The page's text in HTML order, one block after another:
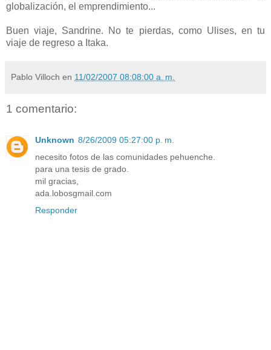
globalización, el emprendimiento...
Buen viaje, Sandrine. No te pierdas, como Ulises, en tu
viaje de regreso a Itaka.
Pablo Villoch en 11/02/2007 08:08:00 a. m.
1 comentario:
Unknown 8/26/2009 05:27:00 p. m.
necesito fotos de las comunidades pehuenche.
para una tesis de grado.
mil gracias,
ada.lobosgmail.com
Responder